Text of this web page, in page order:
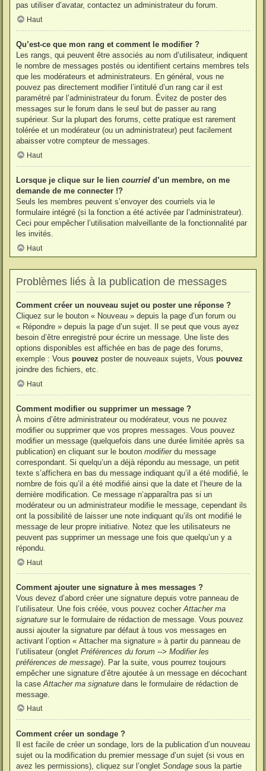
pas utiliser d’avatar, contactez un administrateur du forum.
Haut
Qu’est-ce que mon rang et comment le modifier ?
Les rangs, qui peuvent être associés au nom d’utilisateur, indiquent
le nombre de messages postés ou identifient certains membres tels
que les modérateurs et administrateurs. En général, vous ne
pouvez pas directement modifier l’intitulé d’un rang car il est
paramétré par l’administrateur du forum. Évitez de poster des
messages sur le forum dans le seul but de passer au rang
supérieur. Sur la plupart des forums, cette pratique est rarement
tolérée et un modérateur (ou un administrateur) peut facilement
abaisser votre compteur de messages.
Haut
Lorsque je clique sur le lien courriel d’un membre, on me
demande de me connecter !?
Seuls les membres peuvent s’envoyer des courriels via le
formulaire intégré (si la fonction a été activée par l’administrateur).
Ceci pour empêcher l’utilisation malveillante de la fonctionnalité par
les invités.
Haut
Problèmes liés à la publication de messages
Comment créer un nouveau sujet ou poster une réponse ?
Cliquez sur le bouton « Nouveau » depuis la page d’un forum ou
« Répondre » depuis la page d’un sujet. Il se peut que vous ayez
besoin d’être enregistré pour écrire un message. Une liste des
options disponibles est affichée en bas de page des forums,
exemple : Vous pouvez poster de nouveaux sujets, Vous pouvez
joindre des fichiers, etc.
Haut
Comment modifier ou supprimer un message ?
À moins d’être administrateur ou modérateur, vous ne pouvez
modifier ou supprimer que vos propres messages. Vous pouvez
modifier un message (quelquefois dans une durée limitée après sa
publication) en cliquant sur le bouton modifierdu message
correspondant. Si quelqu’un a déjà répondu au message, un petit
texte s’affichera en bas du message indiquant qu’il a été modifié, le
nombre de fois qu’il a été modifié ainsi que la date et l’heure de la
dernière modification. Ce message n’apparaîtra pas si un
modérateur ou un administrateur modifie le message, cependant ils
ont la possibilité de laisser une note indiquant qu’ils ont modifié le
message de leur propre initiative. Notez que les utilisateurs ne
peuvent pas supprimer un message une fois que quelqu’un y a
répondu.
Haut
Comment ajouter une signature à mes messages ?
Vous devez d’abord créer une signature depuis votre panneau de
l’utilisateur. Une fois créée, vous pouvez cocher Attacher ma
signature sur le formulaire de rédaction de message. Vous pouvez
aussi ajouter la signature par défaut à tous vos messages en
activant l’option « Attacher ma signature » à partir du panneau de
l’utilisateur (onglet Préférences du forum --> Modifier les
préférences de message). Par la suite, vous pourrez toujours
empêcher une signature d’être ajoutée à un message en décochant
la case Attacher ma signature dans le formulaire de rédaction de
message.
Haut
Comment créer un sondage ?
Il est facile de créer un sondage, lors de la publication d’un nouveau
sujet ou la modification du premier message d’un sujet (si vous en
avez les permissions), cliquez sur l’onglet Sondage sous la partie